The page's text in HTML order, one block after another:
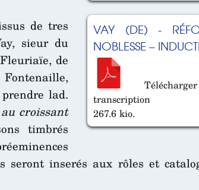
VAY (DE) -
NOBLESSE –
transcription
267.6 kio.
de tres
sieur du
de
Fontenaille,
lad.
croissant
timbrés
inserés aux rôles et